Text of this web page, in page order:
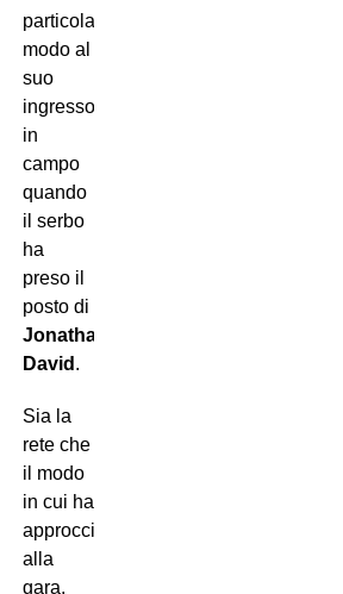
particolar
modo al
suo
ingresso
in
campo
quando
il serbo
ha
preso il
posto di
Jonathan
David .
Sia la
rete che
il modo
in cui ha
approcciato
alla
gara,